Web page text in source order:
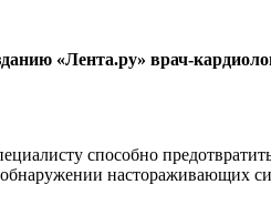
«Лента.ру» врач-
способно предотвратить
обнаружении настораживающих